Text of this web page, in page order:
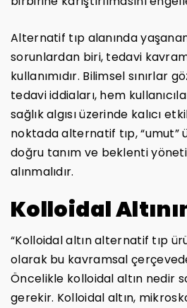
Alternatif tıp alanında
sorunlardan biri, tedavi
kullanımıdır. Bilimsel sınırlar
tedavi iddiaları, hem
sağlık algısı üzerinde kalıcı
noktada alternatif tıp, “umut”
doğru tanım ve beklenti
alınmalıdır.
Kolloidal
“Kolloidal altın alternatif tıp
olarak bu kavramsal
Öncelikle kolloidal altın nedir
gerekir. Kolloidal altın,